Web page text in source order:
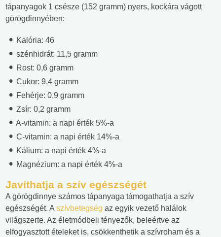
tápanyagok 1 csésze (152 gramm) nyers, kockára vágott
görögdinnyében:
Kalória: 46
szénhidrát: 11,5 gramm
Rost: 0,6 gramm
Cukor: 9,4 gramm
Fehérje: 0,9 gramm
Zsír: 0,2 gramm
A-vitamin: a napi érték 5%-a
C-vitamin: a napi érték 14%-a
Kálium: a napi érték 4%-a
Magnézium: a napi érték 4%-a
Javíthatja a szív egészségét
A görögdinnye számos tápanyaga támogathatja a szív
egészségét. A szívbetegség az egyik vezető halálok
világszerte. Az életmódbeli tényezők, beleértve az
elfogyasztott ételeket is, csökkenthetik a szívroham és a